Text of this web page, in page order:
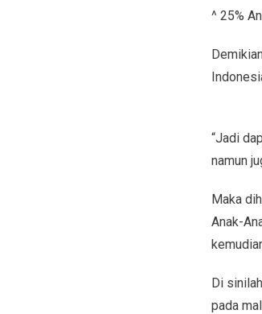
^ 25%
“Jadi
namun
Maka
Anak-
Di
pada